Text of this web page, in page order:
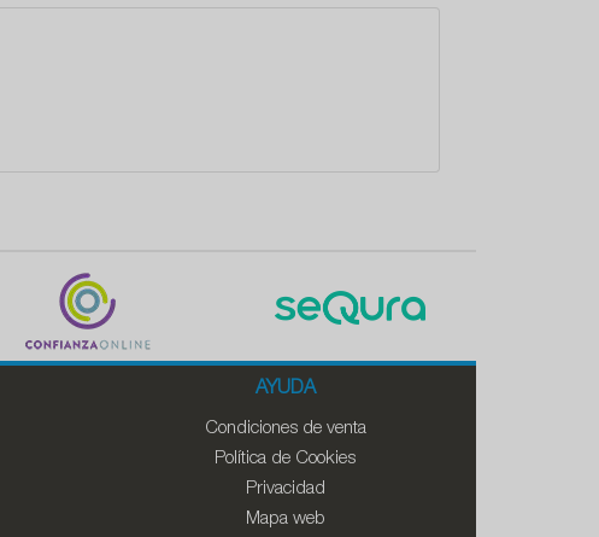
AYUDA
Condiciones de venta
Política de Cookies
Privacidad
Mapa web